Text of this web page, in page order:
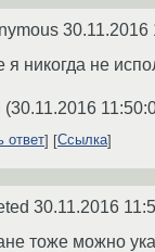
30.11.2016
никогда не
(30.11.2016
ответ Ссылка
30.11.2016
тоже можно